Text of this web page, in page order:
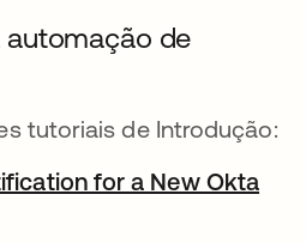
automação de
tutoriais de Introdução:
for a New Okta